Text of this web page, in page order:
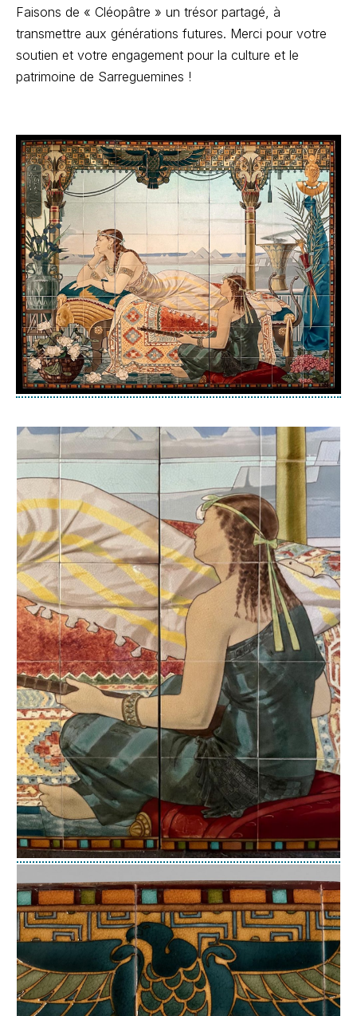
Faisons de « Cléopâtre » un trésor partagé, à
transmettre aux générations futures. Merci pour votre
soutien et votre engagement pour la culture et le
patrimoine de Sarreguemines !